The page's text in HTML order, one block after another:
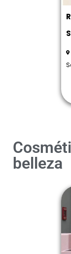
belleza